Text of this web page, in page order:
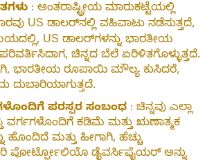
: ಅಂತರಾಷ್ಟ್ರೀಯ ಮಾರುಕಟ್ಟೆಯಲ್ಲಿ
US ಡಾಲರ್‌ನಲ್ಲಿ ವಹಿವಾಟು ನಡೆಸುತ್ತದೆ,
US ಡಾಲರ್‌ಗಳನ್ನು ಭಾರತೀಯ
ಚಿನ್ನದ ಬೆಲೆ ಏರಿಳಿತಗೊಳ್ಳುತ್ತದೆ.
ಭಾರತೀಯ ರೂಪಾಯಿ ಮೌಲ್ಯ ಕುಸಿದರೆ,
ದುಬಾರಿಯಾಗುತ್ತದೆ.
ಪರಸ್ಪರ ಸಂಬಂಧ : ಚಿನ್ನವು ಎಲ್ಲಾ
ವರ್ಗಗಳೊಂದಿಗೆ ಕಡಿಮೆ ಮತ್ತು ಋಣಾತ್ಮಕ
ಹೊಂದಿದೆ ಮತ್ತು ಹೀಗಾಗಿ, ಹೆಚ್ಚು
ಪೋರ್ಟ್ಫೋಲಿಯೊ ಡೈವರ್ಸಿಫೈಯರ್ ಅನ್ನು